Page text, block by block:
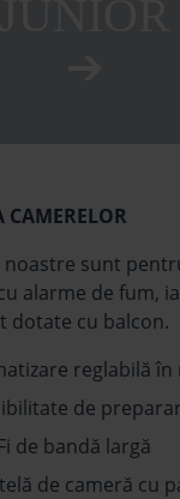
CAMERELOR
noastre sunt
alarme de fum,
dotate cu balcon.
reglabilă
de
de bandă largă
de cameră cu